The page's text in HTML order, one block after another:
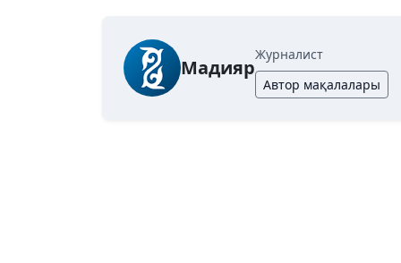
Мадияр
Журналист
Автор мақалалары